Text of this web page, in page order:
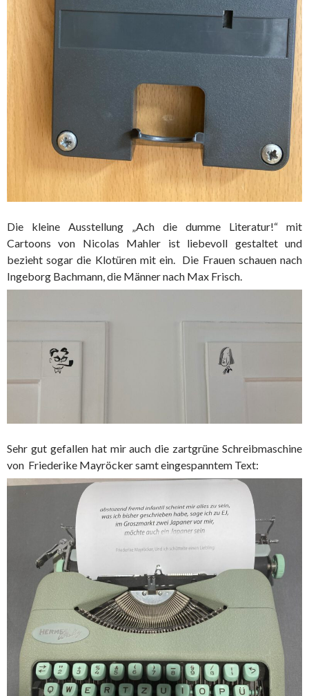
Die kleine Ausstellung „Ach die dumme Literatur!“ mit
Cartoons von Nicolas Mahler ist liebevoll gestaltet und
bezieht sogar die Klotüren mit ein. Die Frauen schauen nach
Ingeborg Bachmann, die Männer nach Max Frisch.
Sehr gut gefallen hat mir auch die zartgrüne Schreibmaschine
von Friederike Mayröcker samt eingespanntem Text: